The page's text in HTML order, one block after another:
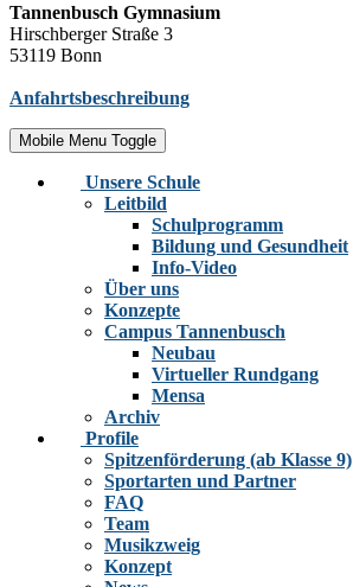
Tannenbusch Gymnasium
Hirschberger Straße 3
53119 Bonn
Anfahrtsbeschreibung
Mobile Menu Toggle
Unsere Schule
Leitbild
Schulprogramm
Bildung und Gesundheit
Info-Video
Über uns
Konzepte
Campus Tannenbusch
Neubau
Virtueller Rundgang
Mensa
Archiv
Profile
Spitzenförderung (ab Klasse 9)
Sportarten und Partner
FAQ
Team
Musikzweig
Konzept